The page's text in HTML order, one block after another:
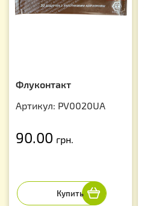
Флуконтакт
Артикул: PV0020UA
90.00 грн.